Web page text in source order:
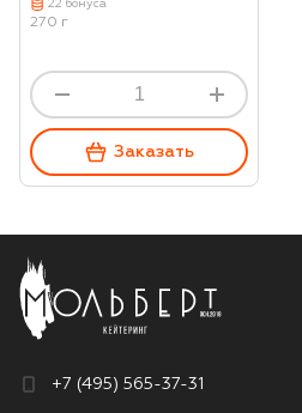
22 бонуса
270 г
Заказать
+7 (495) 565-37-31